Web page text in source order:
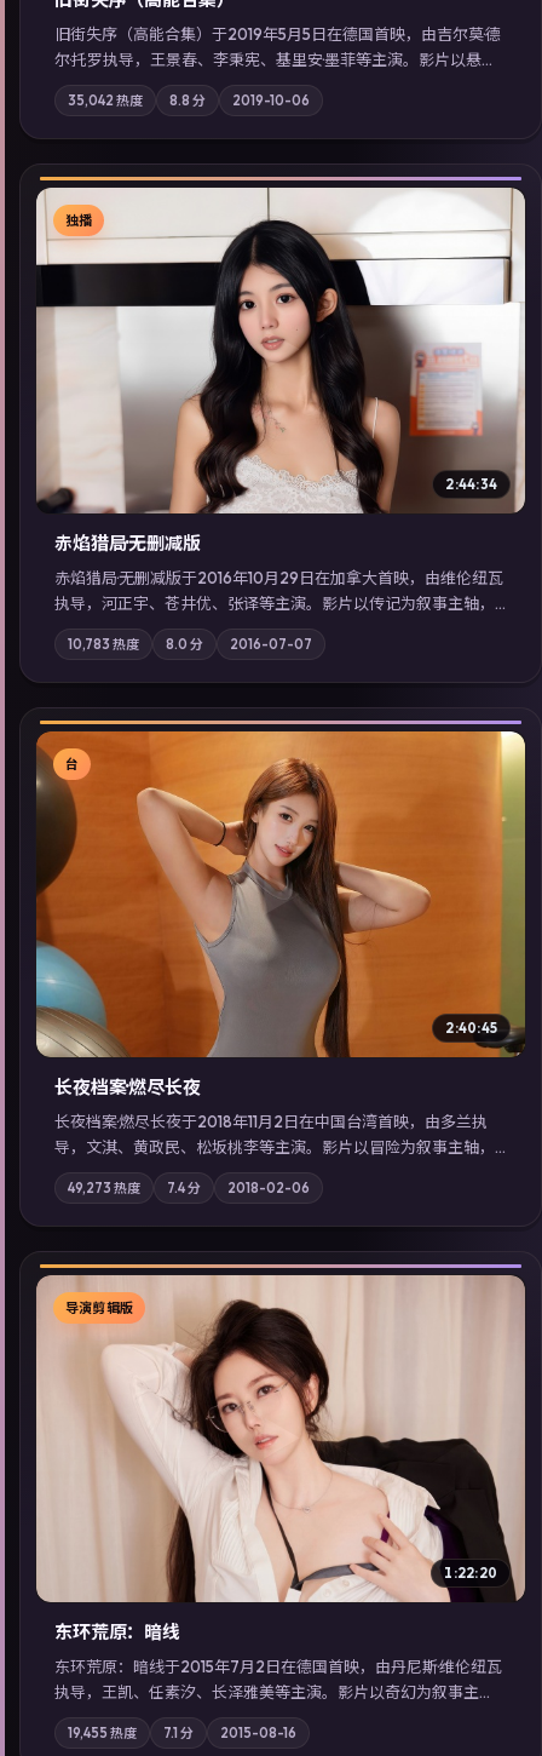
旧街失序（高能合集）于2019年5月5日在德国首映，由吉尔莫·德
尔·托罗执导，王景春、李秉宪、基里安·墨菲等主演。影片以悬疑
为叙事主轴，一次普通通勤演变成全城关注的生死营救；摄影与
配乐强化地域气质；站内亦可通过「国产免费观看高清电视剧在
线看」延展检索同类型高分佳作，畅享高清在线追剧体验。
35,042 热度 8.8 分 2019-10-06
▶
独播
2:44:34
赤焰猎局·无删减版
赤焰猎局·无删减版于2016年10月29日在加拿大首映，由维伦纽瓦
执导，河正宇、苍井优、张译等主演。影片以传记为叙事主轴，
亲情与职责必须在倒计时结束前做出抉择；摄影与配乐强化地域
气质；站内亦可通过「国产免费观看高清电视剧在线看」延展检
索同类型高分佳作，畅享高清在线追剧体验。
10,783 热度 8.0 分 2016-07-07
▶
台
2:40:45
长夜档案·燃尽长夜
长夜档案·燃尽长夜于2018年11月2日在中国台湾首映，由多兰执
导，文淇、黄政民、松坂桃李等主演。影片以冒险为叙事主轴，
亲情与职责必须在倒计时结束前做出抉择；摄影与配乐强化地域
气质；站内亦可通过「国产免费观看高清电视剧在线看」延展检
索同类型高分佳作，畅享高清在线追剧体验。
49,273 热度 7.4分 2018-02-06
▶
导演剪辑版
1:22:20
东环荒原：暗线
东环荒原：暗线于2015年7月2日在德国首映，由丹尼斯·维伦纽瓦
执导，王凯、任素汐、长泽雅美等主演。影片以奇幻为叙事主
轴，边境小镇的平静被一封匿名信彻底打破；摄影与配乐强化地
域气质；站内亦可通过「国产免费观看高清电视剧在线看」延展
19,455 热度 7.1分 2015-08-16